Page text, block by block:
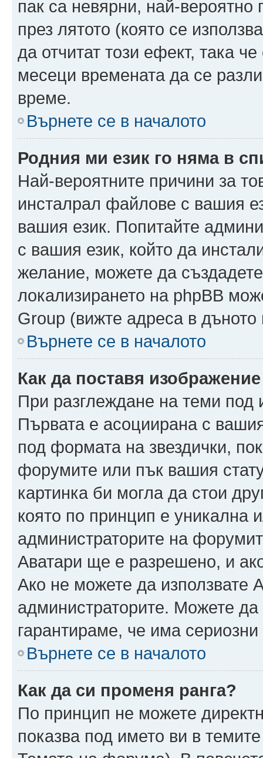
пак са невярни, най-
през лятото (която се
да отчитат този ефект, така
месеци времената да се
време.
Върнете се в началото
Родния ми език го няма в
Най-вероятните причини за
инсталрал файлове с вашия
вашия език. Попитайте
с вашия език, който да
желание, можете да
локализирането на phpBB
Group (вижте адреса в дъното
Върнете се в началото
Как да поставя
При разглеждане на теми под
Първата е асоциирана с
под формата на звездички,
форумите или пък вашия
картинка би могла да стои
която по принцип е уникална
администраторите на
Аватари ще е разрешено, и
Ако не можете да използвате
администраторите. Можете да
гарантираме, че има сериозни
Върнете се в началото
Как да си променя ранга?
По принцип не можете
показва под името ви в